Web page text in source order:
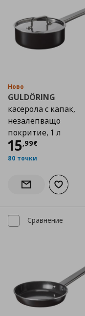
Ново
GULDÖRING
касерола с капак,
незалепващо
покритие, 1 л
15,99€
Цена
80 точки
Информирай ме
Добави
Сравнение